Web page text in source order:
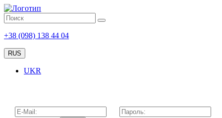
+38 (098) 138 44 04
RUS
UKR